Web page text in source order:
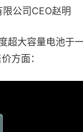
公司CEO赵明
超大容量电池于
方面：